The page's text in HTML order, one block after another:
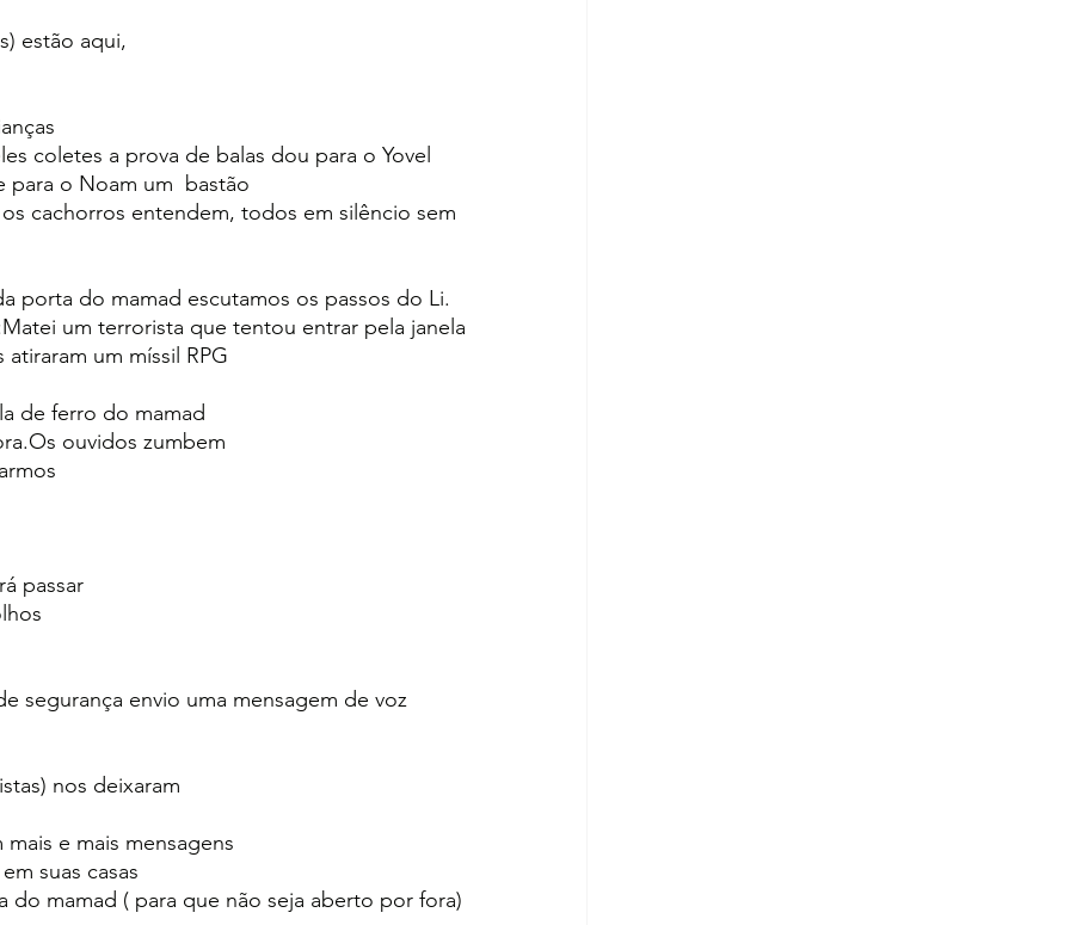
estão aqui,
coletes a prova de balas dou para o Yovel
para o Noam um  bastão
cachorros entendem, todos em silêncio sem
porta do mamad escutamos os passos do Li.
um terrorista que tentou entrar pela janela
um míssil RPG
de ferro do mamad
ouvidos zumbem
passar
segurança envio uma mensagem de voz
nos deixaram
e mais mensagens
suas casas
do mamad ( para que não seja aberto por fora)